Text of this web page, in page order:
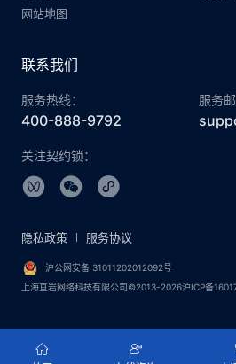
网站地图
联系我们
服务热线：
400-888-9792
服务邮
关注契约锁：
沪公网安备 31011202012092号
上海亘岩网络科技有限公司©2013-2026沪ICP备
隐私政策 服务协议